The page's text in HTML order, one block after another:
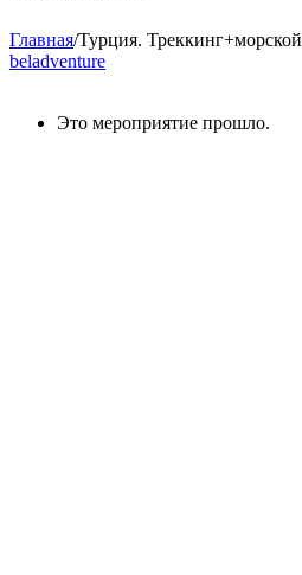
Главная/Турция.
beladventure
Это мероприятие прошло.